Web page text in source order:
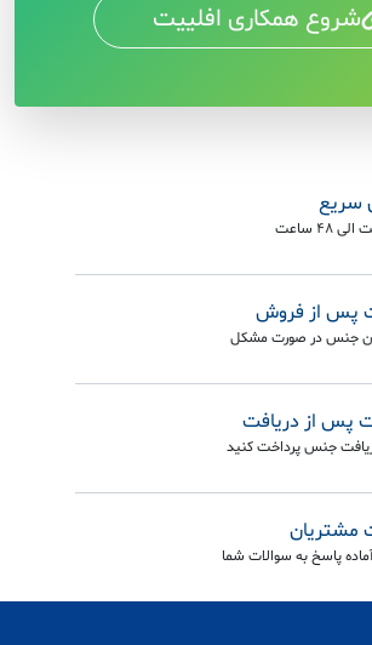
شروع همکاری افلییت
سریع
48 ساعت
پس از فروش
جنس در صورت مشکل
پس از دریافت
جنس پرداخت کنید
مشتریان
پاسخ به سوالات شما